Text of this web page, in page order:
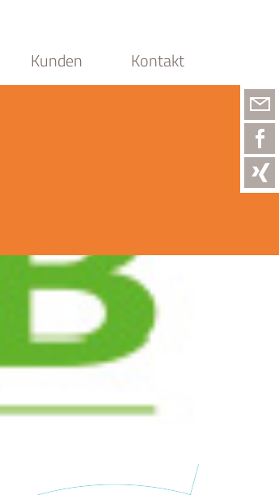
Kunden Kontakt